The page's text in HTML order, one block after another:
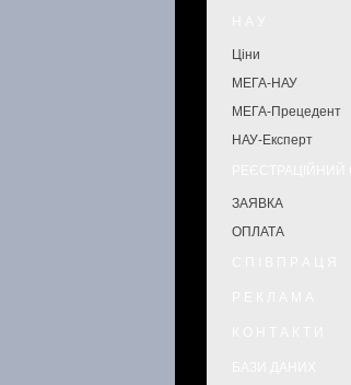
Ціни
МЕГА-НАУ
МЕГА-Прецедент
НАУ-Експерт
ЗАЯВКА
ОПЛАТА